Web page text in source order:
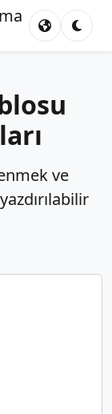
ve